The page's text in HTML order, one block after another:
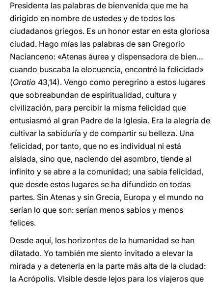
Presidenta las palabras de bienvenida que me ha
dirigido en nombre de ustedes y de todos los
ciudadanos griegos. Es un honor estar en esta gloriosa
ciudad. Hago mías las palabras de san Gregorio
Nacianceno: «Atenas áurea y dispensadora de bien…
cuando buscaba la elocuencia, encontré la felicidad»
(Oratio 43,14). Vengo como peregrino a estos lugares
que sobreabundan de espiritualidad, cultura y
civilización, para percibir la misma felicidad que
entusiasmó al gran Padre de la Iglesia. Era la alegría de
cultivar la sabiduría y de compartir su belleza. Una
felicidad, por tanto, que no es individual ni está
aislada, sino que, naciendo del asombro, tiende al
infinito y se abre a la comunidad; una sabia felicidad,
que desde estos lugares se ha difundido en todas
partes. Sin Atenas y sin Grecia, Europa y el mundo no
serían lo que son: serían menos sabios y menos
felices.
Desde aquí, los horizontes de la humanidad se han
dilatado. Yo también me siento invitado a elevar la
mirada y a detenerla en la parte más alta de la ciudad:
la Acrópolis. Visible desde lejos para los viajeros que